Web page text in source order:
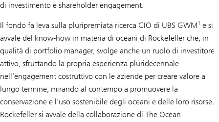
di investimento e shareholder engagement.
Il fondo fa leva sulla pluripremiata ricerca CIO di UBS GWM1 e si
avvale del know-how in materia di oceani di Rockefeller che, in
qualità di portfolio manager, svolge anche un ruolo di investitore
attivo, sfruttando la propria esperienza pluridecennale
nell’engagement costruttivo con le aziende per creare valore a
lungo termine, mirando al contempo a promuovere la
conservazione e l’uso sostenibile degli oceani e delle loro risorse.
Rockefeller si avvale della collaborazione di The Ocean